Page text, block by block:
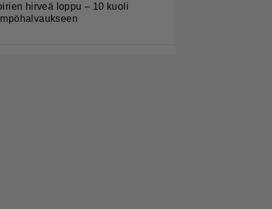
hirveä loppu – 10 kuoli